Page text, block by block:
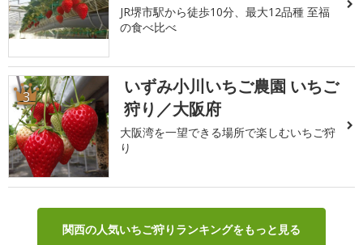
JR堺市駅から徒歩10分、最大12品種 至福
の食べ比べ
3
いずみ小川いちご農園 いちご
狩り／大阪府
大阪湾を一望できる場所で楽しむいちご狩
り
関西の人気いちご狩りランキングをもっと見る